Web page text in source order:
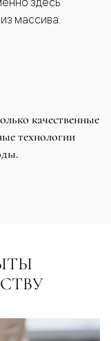
массива.
качественные
технологии